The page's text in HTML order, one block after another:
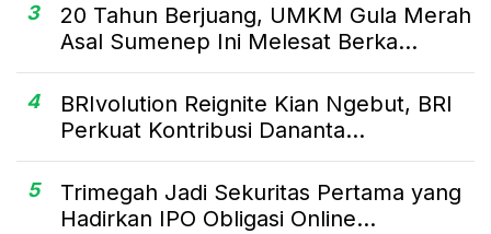
3
20 Tahun Berjuang, UMKM Gula Merah
Asal Sumenep Ini Melesat Berka...
4
BRIvolution Reignite Kian Ngebut, BRI
Perkuat Kontribusi Dananta...
5
Trimegah Jadi Sekuritas Pertama yang
Hadirkan IPO Obligasi Online...